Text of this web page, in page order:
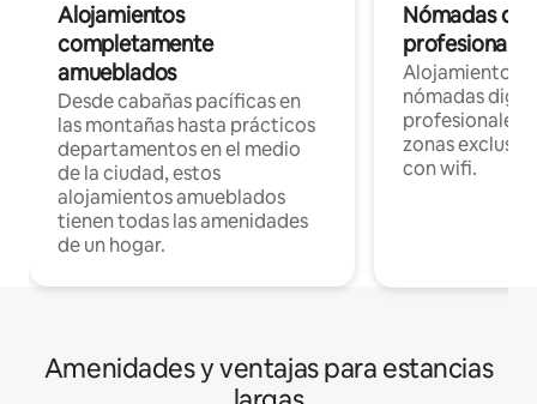
Alojamientos
completamente
amueblados
Desde cabañas pacíficas en
las montañas hasta prácticos
departamentos en el medio
de la ciudad, estos
alojamientos amueblados
tienen todas las amenidades
de un hogar.
Nómadas
Alojamientos
nómadas
profesionales
zonas
con wifi.
Amenidades y ventajas para estancias